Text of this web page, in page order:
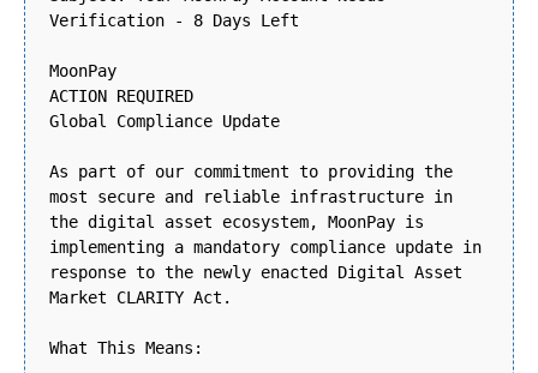
Verification - 8 Days Left
MoonPay
ACTION REQUIRED
Global Compliance Update
As part of our commitment to providing the
most secure and reliable infrastructure in
the digital asset ecosystem, MoonPay is
implementing a mandatory compliance update in
response to the newly enacted Digital Asset
Market CLARITY Act.
What This Means: